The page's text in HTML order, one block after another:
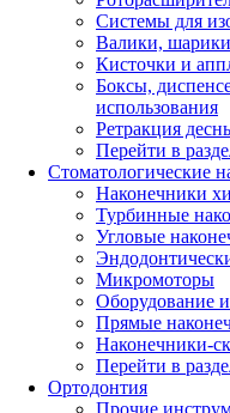
Системы для
Валики,
Кисточки и
Боксы,
использования
Ретракция
Перейти в
Стоматологические
Наконечники
Турбинные
Угловые
Микромоторы
Оборудование
Прямые
Наконечники-
Перейти в
Ортодонтия
Прочие